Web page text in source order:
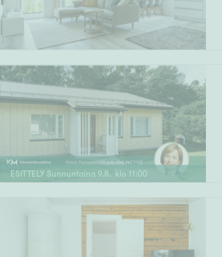
ESITTELY Sunnuntaina 9.8. klo 11 :00